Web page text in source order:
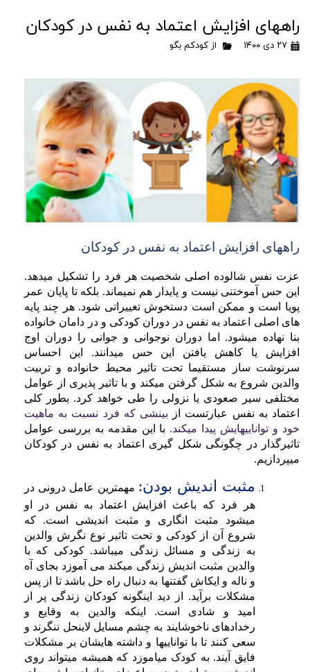
راههای افزایش اعتماد به نفس در کودکان
۲۷ دی ۱۴۰۰ از کودکم بگو
راههای افزایش اعتماد به نفس در کودکان
عزت نفس شالوده اصلی شخصیت هر فرد را تشکیل میدهد.
این حس آموختنی نیست و پایدار هم نمیماند. بلکه تا پایان عمر
پویا است و ممکن است دستخوش تغییراتی شود. هر چند پایه
های اصلی اعتماد به نفس در دوران کودکی و در دامان خانواده
بنا نهاده میشود. اما دوران نوجوانی و جوانی را دوران اوج
افزایش یا کاهش یافتن این حس میدانند. این احساس
سرنوشت ساز مستقیما تحت تاثیر محیط خانواده و تربیت
والدین شروع به شکل گرفتن میکند و با تاثیر پذیری از عوامل
مختلفی سیر صعودی یا نزولی را طی خواهد کرد. بطور کلی
اعتماد به نفس عبارتست از بینشی که فرد نسبت به ماهیت
خود و تواناییهایش پیدا میکند. با این مقدمه به بررسی عوامل
تاثیرگذار در چگونگی شکل گیری اعتماد به نفس در کودکان
میپردازیم.
مثبت اندیش بودن: مهمترین عامل درونی در
هر فرد که باعث افزایش اعتماد به نفس در او
میشود مثبت انگاری و مثبت اندیشی است. که
شروع آن از کودکی و تحت تاثیر نوع نگرش والدین
به زندگی و مسائل زندگی میباشد. کودکی که با
والدین مثبت اندیش زندگی میکند می آموزد بجای آه
و ناله و ایکاش گفتنها به دنبال راه حل باشد تا از پس
مشکلات برآید. از دید اینگونه کودکان زندگی پر از
امید و شادی است. اینکه والدین به وقایع و
رخدادهای ناخوشایند به چشم مسایل لاینحل ننگرند و
سعی کنند تا با تواناییها و داشته هایشان بر مشکلات
فایق آیند. به کودک میاموزد که همیشه میتواند روی